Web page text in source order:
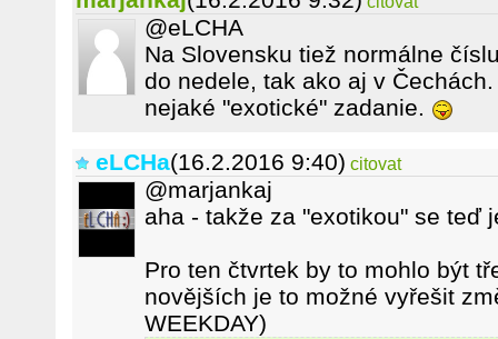
@eLCHA
Na Slovensku tiež normálne
do nedele, tak ako aj v
nejaké "exotické" zadanie.
eLCHa(16.2.2016 9:40) citovat
@marjankaj
aha - takže za "exotikou" se teď
Pro ten čtvrtek by to mohlo být
novějších je to možné vyřešit
WEEKDAY)